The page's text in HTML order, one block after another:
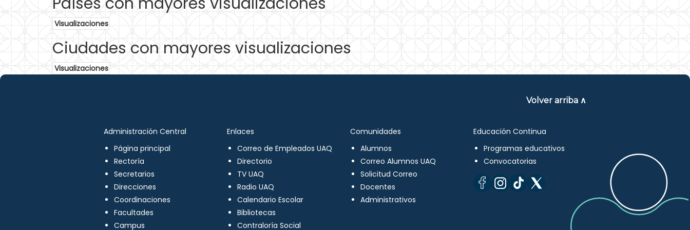
Visualizaciones
Ciudades con mayores visualizaciones
Visualizaciones
Volver arriba ∧
Administración Central
Página principal
Rectoría
Secretarios
Direcciones
Coordinaciones
Facultades
Campus
Enlaces
Correo de Empleados UAQ
Directorio
TV UAQ
Radio UAQ
Calendario Escolar
Bibliotecas
Contraloría Social
Comunidades
Alumnos
Correo Alumnos UAQ
Solicitud Correo
Docentes
Administrativos
Educación Continua
Programas educativos
Convocatorias